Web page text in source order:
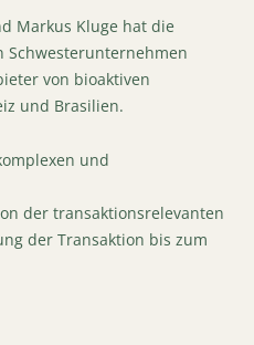
Markus Kluge hat die
Schwesterunternehmen
von bioaktiven
und Brasilien.
und
der transaktionsrelevanten
der Transaktion bis zum